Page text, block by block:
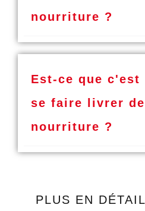
nourriture ?
Est-ce que c'est
se faire livrer
nourriture ?
PLUS EN